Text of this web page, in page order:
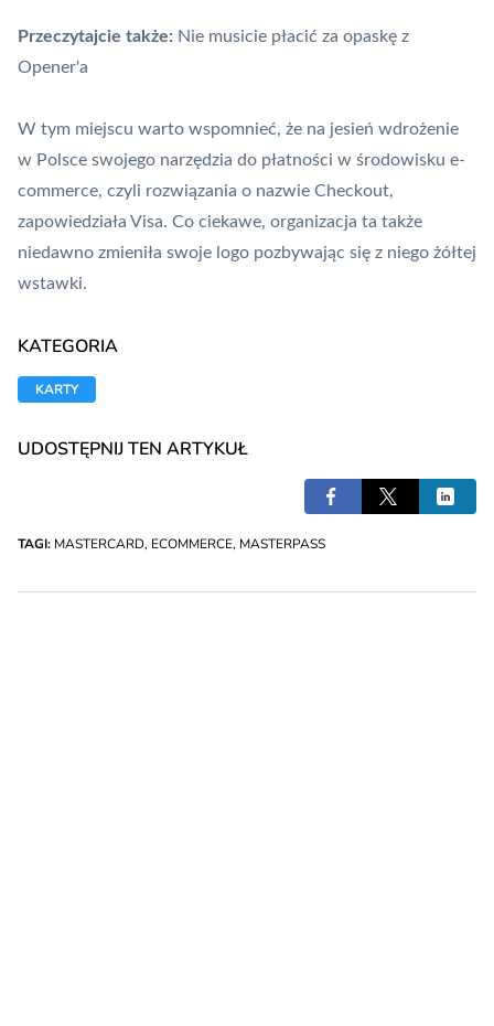
Przeczytajcie także: Nie musicie płacić za opaskę z
Opener'a
W tym miejscu warto wspomnieć, że na jesień wdrożenie
w Polsce swojego narzędzia do płatności w środowisku e-
commerce, czyli rozwiązania o nazwie Checkout,
zapowiedziała Visa. Co ciekawe, organizacja ta także
niedawno zmieniła swoje logo pozbywając się z niego żółtej
wstawki.
KATEGORIA
KARTY
UDOSTĘPNIJ TEN ARTYKUŁ
TAGI: MASTERCARD, ECOMMERCE, MASTERPASS